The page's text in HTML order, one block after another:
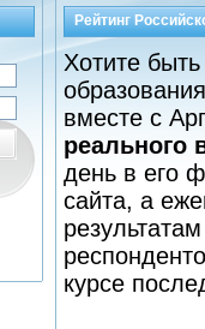
Рейтинг
Хотите
вместе с
реального
день в его
сайта, а
курсе